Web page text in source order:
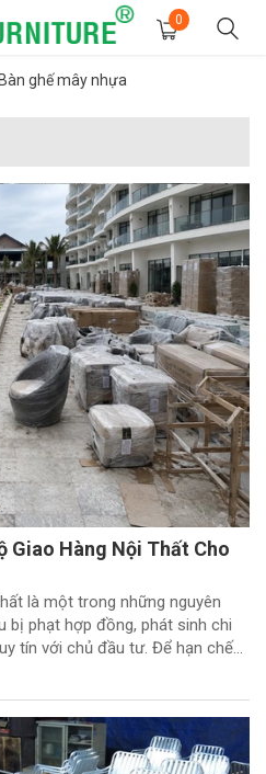
0
Bàn ghế mây nhựa
Giao Hàng Nội Thất Cho
là một trong những nguyên
bị phạt hợp đồng, phát sinh chi
tín với chủ đầu tư. Để hạn chế...